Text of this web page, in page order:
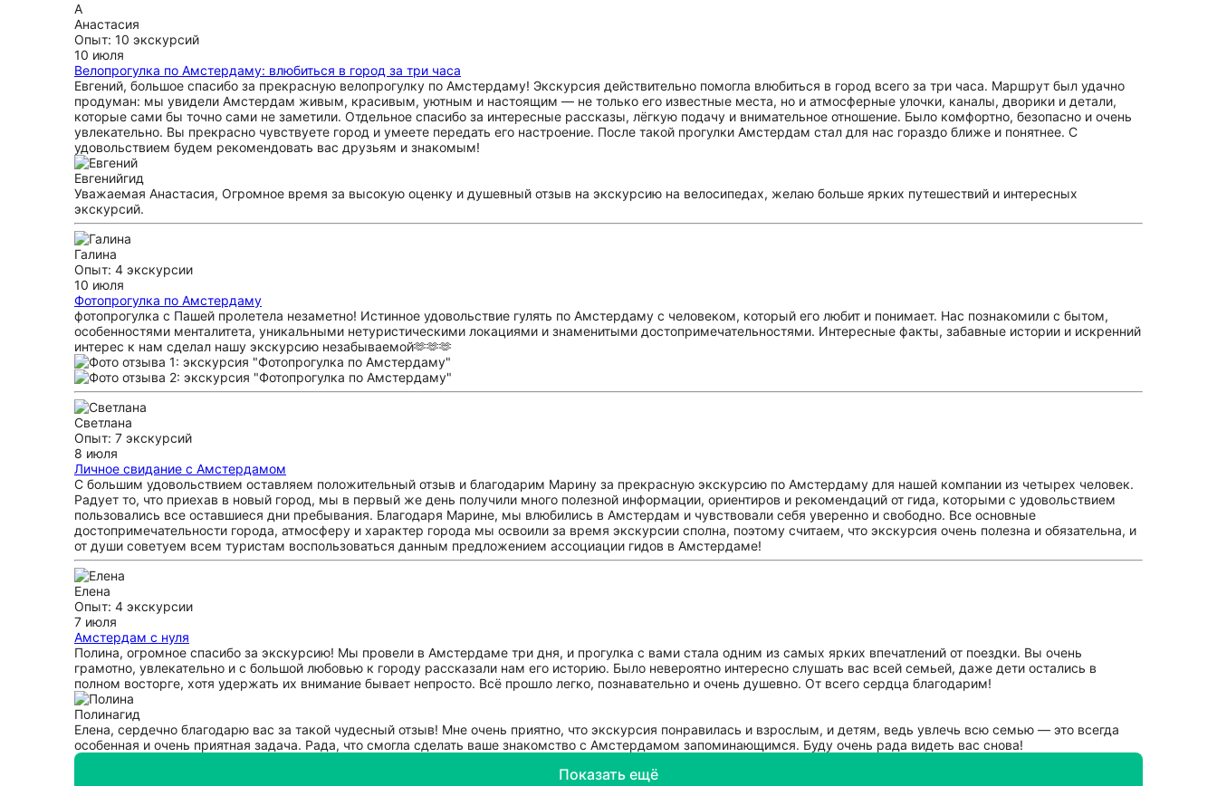
А
Анастасия
Опыт: 10 экскурсий
10 июля
Велопрогулка по Амстердаму: влюбиться в город за три часа
Евгений, большое спасибо за прекрасную велопрогулку по Амстердаму! Экскурсия действительно помогла влюбиться в город всего за три часа. Маршрут был удачно
продуман: мы увидели Амстердам живым, красивым, уютным и настоящим — не только его известные места, но и атмосферные улочки, каналы, дворики и детали,
которые сами бы точно сами не заметили. Отдельное спасибо за интересные рассказы, лёгкую подачу и внимательное отношение. Было комфортно, безопасно и очень
увлекательно. Вы прекрасно чувствуете город и умеете передать его настроение. После такой прогулки Амстердам стал для нас гораздо ближе и понятнее. С
удовольствием будем рекомендовать вас друзьям и знакомым!
Евгенийгид
Уважаемая Анастасия, Огромное время за высокую оценку и душевный отзыв на экскурсию на велосипедах, желаю больше ярких путешествий и интересных
экскурсий.
Галина
Опыт: 4 экскурсии
10 июля
Фотопрогулка по Амстердаму
фотопрогулка с Пашей пролетела незаметно! Истинное удовольствие гулять по Амстердаму с человеком, который его любит и понимает. Нас познакомили с бытом,
особенностями менталитета, уникальными нетуристическими локациями и знаменитыми достопримечательностями. Интересные факты, забавные истории и искренний
интерес к нам сделал нашу экскурсию незабываемой🫶🫶🫶
Светлана
Опыт: 7 экскурсий
8 июля
Личное свидание с Амстердамом
С большим удовольствием оставляем положительный отзыв и благодарим Марину за прекрасную экскурсию по Амстердаму для нашей компании из четырех человек.
Радует то, что приехав в новый город, мы в первый же день получили много полезной информации, ориентиров и рекомендаций от гида, которыми с удовольствием
пользовались все оставшиеся дни пребывания. Благодаря Марине, мы влюбились в Амстердам и чувствовали себя уверенно и свободно. Все основные
достопримечательности города, атмосферу и характер города мы освоили за время экскурсии сполна, поэтому считаем, что экскурсия очень полезна и обязательна, и
от души советуем всем туристам воспользоваться данным предложением ассоциации гидов в Амстердаме!
Елена
Опыт: 4 экскурсии
7 июля
Амстердам с нуля
Полина, огромное спасибо за экскурсию! Мы провели в Амстердаме три дня, и прогулка с вами стала одним из самых ярких впечатлений от поездки. Вы очень
грамотно, увлекательно и с большой любовью к городу рассказали нам его историю. Было невероятно интересно слушать вас всей семьей, даже дети остались в
полном восторге, хотя удержать их внимание бывает непросто. Всё прошло легко, познавательно и очень душевно. От всего сердца благодарим!
Полинагид
Елена, сердечно благодарю вас за такой чудесный отзыв! Мне очень приятно, что экскурсия понравилась и взрослым, и детям, ведь увлечь всю семью — это всегда
особенная и очень приятная задача. Рада, что смогла сделать ваше знакомство с Амстердамом запоминающимся. Буду очень рада видеть вас снова!
Показать ещё